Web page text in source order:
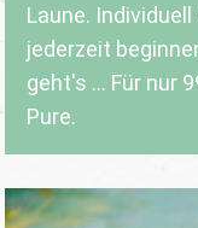
Laune.
jederzeit
geht's ... Für nur
Pure.